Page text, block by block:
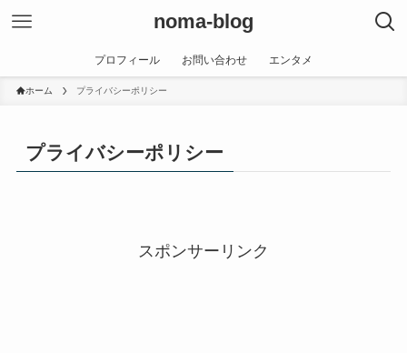
noma-blog
プロフィール お問い合わせ エンタメ
ホーム プライバシーポリシー
プライバシーポリシー
スポンサーリンク